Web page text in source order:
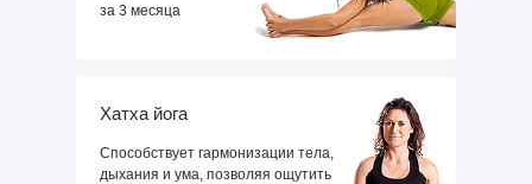
за 3 месяца
Хатха йога
Способствует гармонизации тела,
дыхания и ума, позволяя ощутить